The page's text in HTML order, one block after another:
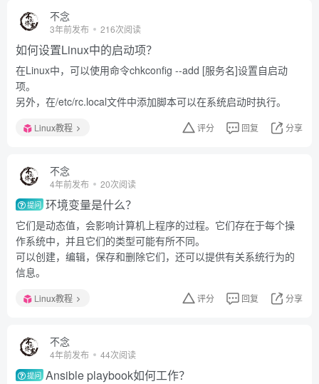
不念
3年前发布 216次阅读
如何设置Linux中的启动项？
在Linux中，可以使用命令chkconfig --add [服务名]设置自启动
项。
另外，在/etc/rc.local文件中添加脚本可以在系统启动时执行。
Linux教程 评分 回复 分享
不念
4年前发布 20次阅读
提问 环境变量是什么？
它们是动态值，会影响计算机上程序的过程。它们存在于每个操
作系统中，并且它们的类型可能有所不同。
可以创建，编辑，保存和删除它们，还可以提供有关系统行为的
信息。
Linux教程 评分 回复 分享
不念
4年前发布 44次阅读
提问 Ansible playbook如何工作？